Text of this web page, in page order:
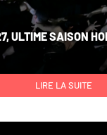
ULTIME SAISON
LIRE LA SUITE